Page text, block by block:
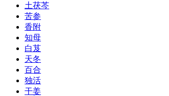
土茯芩
苦参
香附
知母
白芨
天冬
百合
独活
干姜